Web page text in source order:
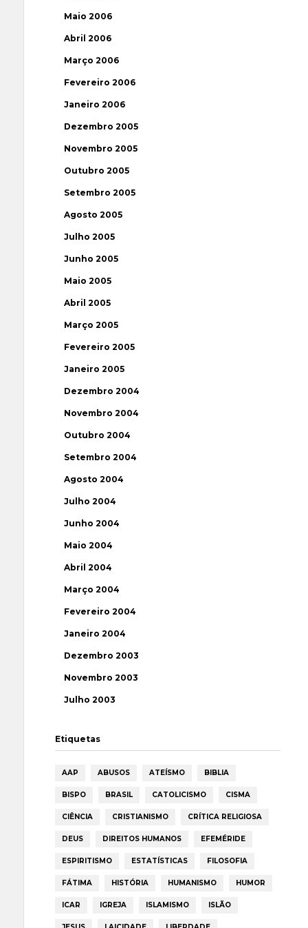
Maio 2006
Abril 2006
Março 2006
Fevereiro 2006
Janeiro 2006
Dezembro 2005
Novembro 2005
Outubro 2005
Setembro 2005
Agosto 2005
Julho 2005
Junho 2005
Maio 2005
Abril 2005
Março 2005
Fevereiro 2005
Janeiro 2005
Dezembro 2004
Novembro 2004
Outubro 2004
Setembro 2004
Agosto 2004
Julho 2004
Junho 2004
Maio 2004
Abril 2004
Março 2004
Fevereiro 2004
Janeiro 2004
Dezembro 2003
Novembro 2003
Julho 2003
Etiquetas
AAP ABUSOS ATEÍSMO BIBLIA
BISPO BRASIL CATOLICISMO CISMA
CIÊNCIA CRISTIANISMO CRÍTICA RELIGIOSA
DEUS DIREITOS HUMANOS EFEMÉRIDE
ESPIRITISMO ESTATÍSTICAS FILOSOFIA
FÁTIMA HISTÓRIA HUMANISMO HUMOR
ICAR IGREJA ISLAMISMO ISLÃO